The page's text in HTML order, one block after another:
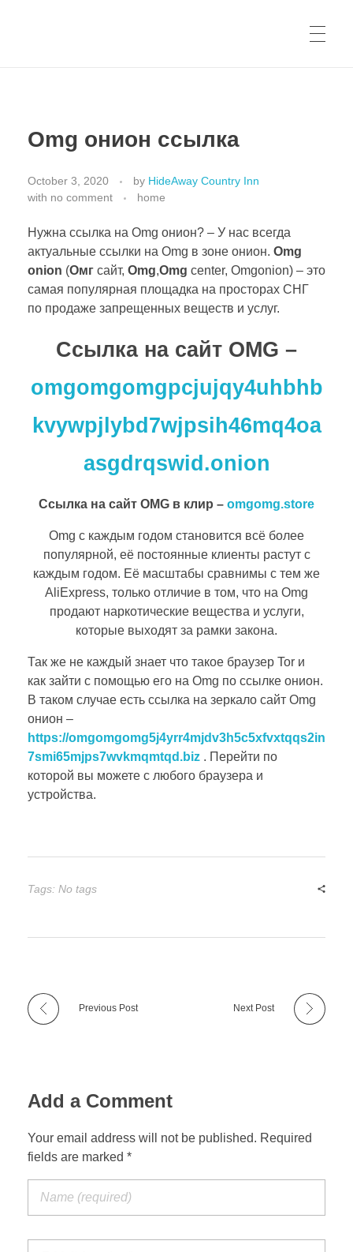
Omg онион ссылка
October 3, 2020 by HideAway Country Inn
with no comment home
Нужна ссылка на Omg онион? – У нас всегда
актуальные ссылки на Omg в зоне онион. Omg
onion (Омг сайт, Omg,Omg center, Omgonion) – это
самая популярная площадка на просторах СНГ
по продаже запрещенных веществ и услуг.
Ссылка на сайт OMG –
omgomgomgpcjujqy4uhbhb
kvywpjlybd7wjpsih46mq4oa
asgdrqswid.onion
Ссылка на сайт OMG в клир – omgomg.store
Omg с каждым годом становится всё более
популярной, её постоянные клиенты растут с
каждым годом. Её масштабы сравнимы с тем же
AliExpress, только отличие в том, что на Omg
продают наркотические вещества и услуги,
которые выходят за рамки закона.
Так же не каждый знает что такое браузер Tor и
как зайти с помощью его на Omg по ссылке онион.
В таком случае есть ссылка на зеркало сайт Omg
онион –
https://omgomgomg5j4yrr4mjdv3h5c5xfvxtqqs2in
7smi65mjps7wvkmqmtqd.biz . Перейти по
которой вы можете с любого браузера и
устройства.
Tags: No tags
Previous Post Next Post
Add a Comment
Your email address will not be published. Required
fields are marked *